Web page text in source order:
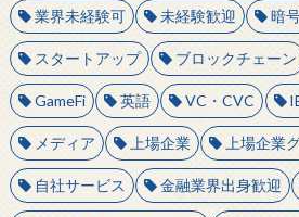
業界未経験可 未経験歓迎 暗
スタートアップ ブロックチェーン
GameFi 英語 VC・CVC
メディア 上場企業 上場企業
自社サービス 金融業界出身歓迎